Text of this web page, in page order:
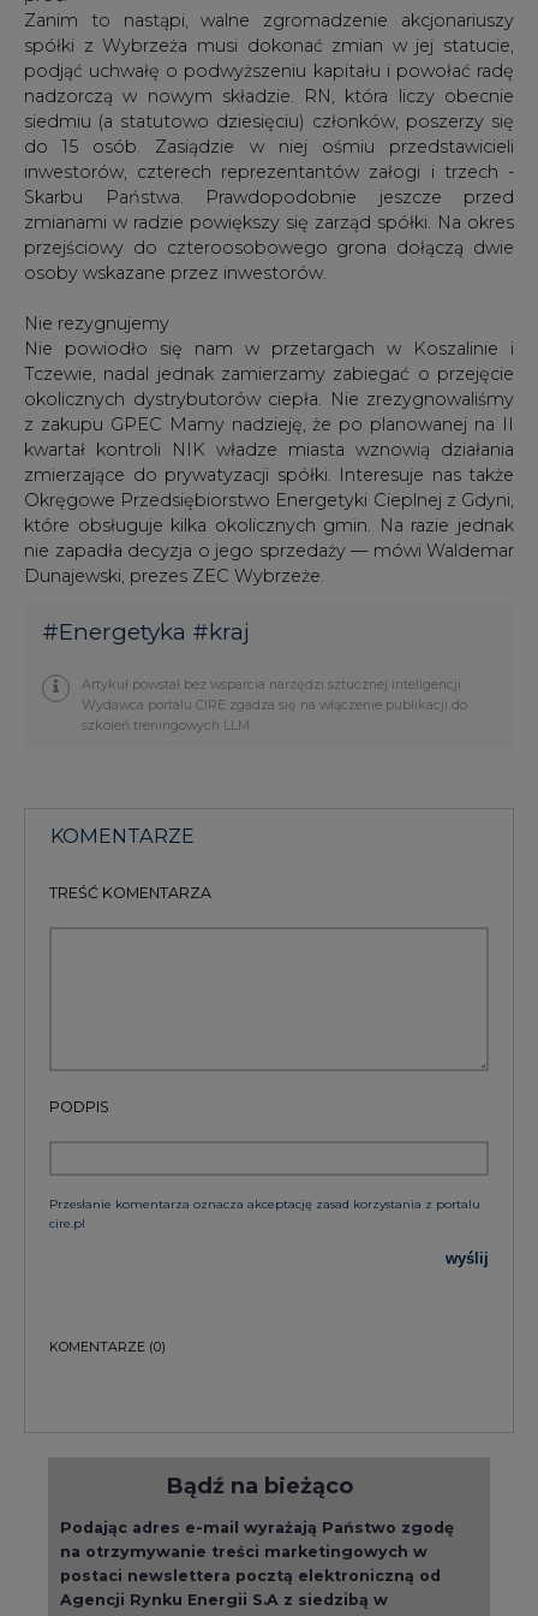
Zanim to nastąpi, walne zgromadzenie akcjonariuszy
spółki z Wybrzeża musi dokonać zmian w jej statucie,
podjąć uchwałę o podwyższeniu kapitału i powołać radę
nadzorczą w nowym składzie. RN, która liczy obecnie
siedmiu (a statutowo dziesięciu) członków, poszerzy się
do 15 osób. Zasiądzie w niej ośmiu przedstawicieli
inwestorów, czterech reprezentantów załogi i trzech -
Skarbu Państwa. Prawdopodobnie jeszcze przed
zmianami w radzie powiększy się zarząd spółki. Na okres
przejściowy do czteroosobowego grona dołączą dwie
osoby wskazane przez inwestorów.
Nie rezygnujemy
Nie powiodło się nam w przetargach w Koszalinie i
Tczewie, nadal jednak zamierzamy zabiegać o przejęcie
okolicznych dystrybutorów ciepła. Nie zrezygnowaliśmy
z zakupu GPEC Mamy nadzieję, że po planowanej na II
kwartał kontroli NIK władze miasta wznowią działania
zmierzające do prywatyzacji spółki. Interesuje nas także
Okręgowe Przedsiębiorstwo Energetyki Cieplnej z Gdyni,
które obsługuje kilka okolicznych gmin. Na razie jednak
nie zapadła decyzja o jego sprzedaży — mówi Waldemar
Dunajewski, prezes ZEC Wybrzeże.
#Energetyka #kraj
Artykuł powstał bez wsparcia narzędzi sztucznej inteligencji.
Wydawca portalu CIRE zgadza się na włączenie publikacji do
szkoleń treningowych LLM.
KOMENTARZE
TREŚĆ KOMENTARZA
PODPIS
Przesłanie komentarza oznacza akceptację zasad korzystania z portalu
cire.pl
wyślij
KOMENTARZE (0)
Bądź na bieżąco
Podając adres e-mail wyrażają Państwo zgodę
na otrzymywanie treści marketingowych w
postaci newslettera pocztą elektroniczną od
Agencji Rynku Energii S.A z siedzibą w